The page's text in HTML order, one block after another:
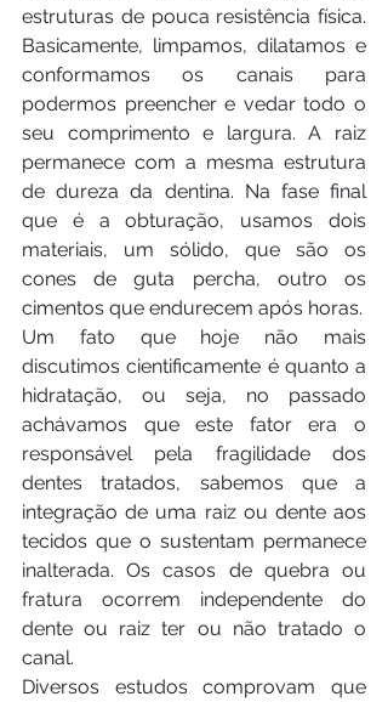
estruturas de pouca resistência física.
Basicamente, limpamos, dilatamos e
conformamos os canais para
podermos preencher e vedar todo o
seu comprimento e largura. A raiz
permanece com a mesma estrutura
de dureza da dentina. Na fase final
que é a obturação, usamos dois
materiais, um sólido, que são os
cones de guta percha, outro os
cimentos que endurecem após horas.
Um fato que hoje não mais
discutimos cientificamente é quanto a
hidratação, ou seja, no passado
achávamos que este fator era o
responsável pela fragilidade dos
dentes tratados, sabemos que a
integração de uma raiz ou dente aos
tecidos que o sustentam permanece
inalterada. Os casos de quebra ou
fratura ocorrem independente do
dente ou raiz ter ou não tratado o
canal.
Diversos estudos comprovam que